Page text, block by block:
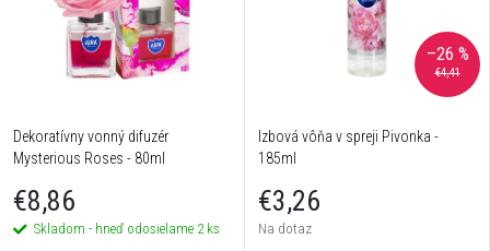
Dekoratívny vonný difuzér
Mysterious Roses - 80ml
€8,86
Skladom - hneď odosielame 2 ks
€4,41
–26 %
Izbová vôňa v spreji Pivonka -
185ml
€3,26
Na dotaz